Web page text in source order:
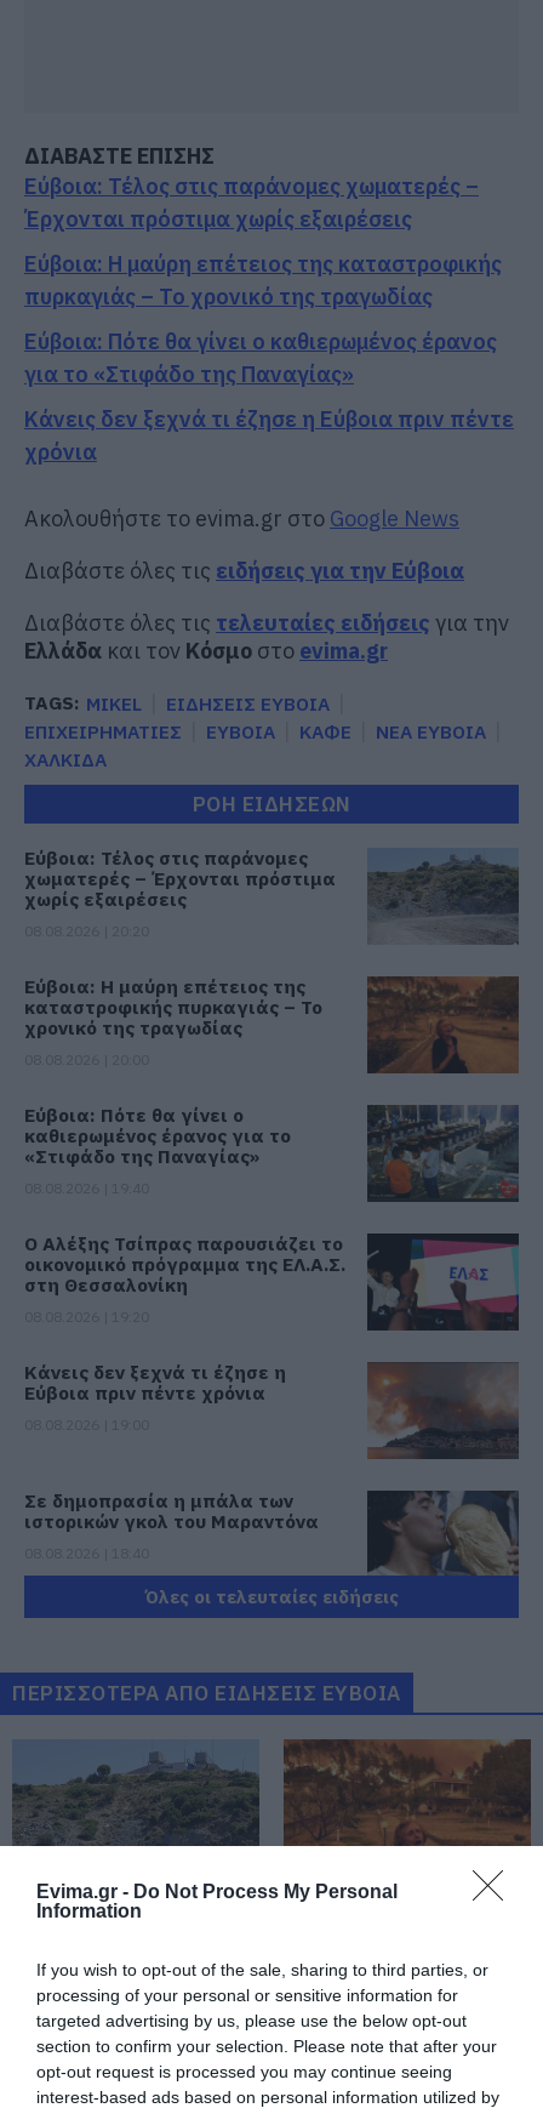
Evima.gr - Do Not Process My Personal
Information
If you wish to opt-out of the sale, sharing to third parties, or
processing of your personal or sensitive information for
targeted advertising by us, please use the below opt-out
section to confirm your selection. Please note that after your
opt-out request is processed you may continue seeing
interest-based ads based on personal information utilized by
ΔΙΑΒΑΣΤΕ ΕΠΙΣΗΣ
Εύβοια: Τέλος στις παράνομες χωματερές –
Έρχονται πρόστιμα χωρίς εξαιρέσεις
Εύβοια: Η μαύρη επέτειος της καταστροφικής
πυρκαγιάς – Το χρονικό της τραγωδίας
Εύβοια: Πότε θα γίνει ο καθιερωμένος έρανος
για το «Στιφάδο της Παναγίας»
Κάνεις δεν ξεχνά τι έζησε η Εύβοια πριν πέντε
χρόνια
Ακολουθήστε το evima.gr στο Google News
Διαβάστε όλες τις ειδήσεις για την Εύβοια
Διαβάστε όλες τις τελευταίες ειδήσεις για την
Ελλάδα και τον Κόσμο στο evima.gr
TAGS: MIKEL
ΕΙΔΗΣΕΙΣ ΕΥΒΟΙΑ
ΕΠΙΧΕΙΡΗΜΑΤΙΕΣ
ΕΥΒΟΙΑ ΚΑΦΕ
ΝΕΑ ΕΥΒΟΙΑ
ΧΑΛΚΙΔΑ
ΡΟΗ ΕΙΔΗΣΕΩΝ
Εύβοια: Τέλος στις παράνομες
χωματερές – Έρχονται πρόστιμα
χωρίς εξαιρέσεις
Εύβοια: Η μαύρη επέτειος της
καταστροφικής πυρκαγιάς – Το
χρονικό της τραγωδίας
Εύβοια: Πότε θα γίνει ο
καθιερωμένος έρανος για το
«Στιφάδο της Παναγίας»
Ο Αλέξης Τσίπρας παρουσιάζει το
οικονομικό πρόγραμμα της ΕΛ.Α.Σ.
στη Θεσσαλονίκη
Κάνεις δεν ξεχνά τι έζησε η
Εύβοια πριν πέντε χρόνια
Σε δημοπρασία η μπάλα των
ιστορικών γκολ του Μαραντόνα
νερό – Σοβαρή καταγγελία
08.08.2026 | 18:20
Αγροτικές ενισχύσεις: Ποιοι θα
λάβουν νωρίτερα τις
προκαταβολές
08.08.2026 | 18:00
Σε πελάγη ευτυχίας
αντιδήμαρχος στην Εύβοια! Έγινε
Ευρυδίκη Βαλαβάνη: Οι
οικογενειακές διακοπές στην
Εύβοια! Δείτε σε ποια παραλία
08.08.2026 | 17:20
Όλες οι τελευταίες ειδήσεις
ΠΕΡΙΣΣΟΤΕΡΑ ΑΠΟ ΕΙΔΗΣΕΙΣ ΕΥΒΟΙΑ
παράνομες χωματερές
– Έρχονται πρόστιμα
χωρίς εξαιρέσεις
επέτειος της
καταστροφικής
πυρκαγιάς – Το
χρονικό της τραγωδίας